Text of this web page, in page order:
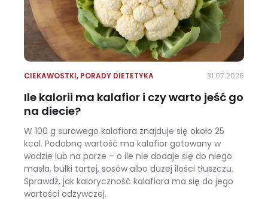
CIEKAWOSTKI, PORADY DIETETYKA 31.07.2026
Ile kalorii ma kalafior i czy warto jeść go
na diecie?
W 100 g surowego kalafiora znajduje się około 25
kcal. Podobną wartość ma kalafior gotowany w
wodzie lub na parze – o ile nie dodaje się do niego
masła, bułki tartej, sosów albo dużej ilości tłuszczu.
Sprawdź, jak kaloryczność kalafiora ma się do jego
wartości odżywczej.